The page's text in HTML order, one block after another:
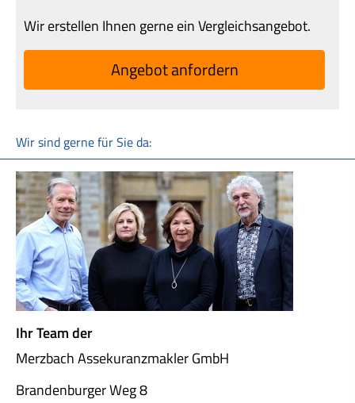
Wir erstellen Ihnen gerne ein Vergleichsangebot.
An­ge­bot an­for­dern
Wir sind gerne für Sie da:
Ihr Team der
Merzbach Assekuranzmakler GmbH
Brandenburger Weg 8